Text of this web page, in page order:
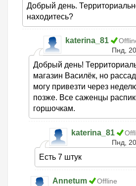
Добрый день.
находитесь?
katerina_81
Пнд,
Добрый день!
магазин Василёк, но
могу привезти через
позже. Все саженцы
горшочкам.
katerina_81
Пнд,
Есть 7 штук
Annetum
Offline